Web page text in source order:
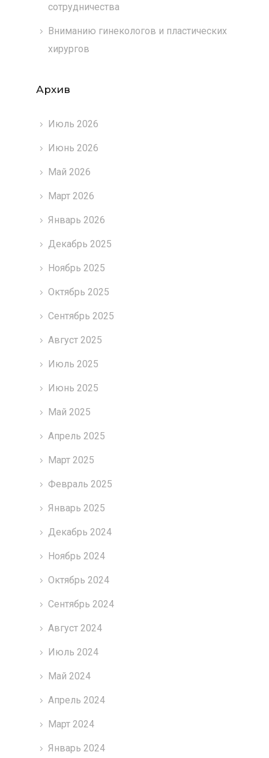
сотрудничества
Вниманию гинекологов и пластических
хирургов
Архив
Июль 2026
Июнь 2026
Май 2026
Март 2026
Январь 2026
Декабрь 2025
Ноябрь 2025
Октябрь 2025
Сентябрь 2025
Август 2025
Июль 2025
Июнь 2025
Май 2025
Апрель 2025
Март 2025
Февраль 2025
Январь 2025
Декабрь 2024
Ноябрь 2024
Октябрь 2024
Сентябрь 2024
Август 2024
Июль 2024
Май 2024
Апрель 2024
Март 2024
Январь 2024